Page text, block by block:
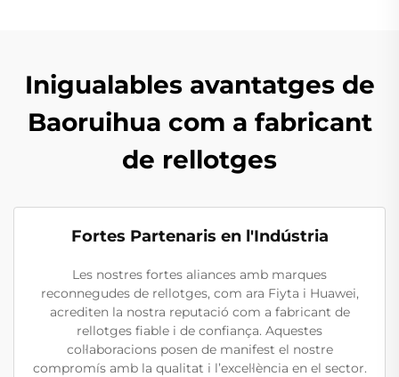
Inigualables avantatges de
Baoruihua com a fabricant
de rellotges
Fortes Partenaris en l'Indústria
Les nostres fortes aliances amb marques
reconnegudes de rellotges, com ara Fiyta i Huawei,
acrediten la nostra reputació com a fabricant de
rellotges fiable i de confiança. Aquestes
col·laboracions posen de manifest el nostre
compromís amb la qualitat i l’excel·lència en el sector.